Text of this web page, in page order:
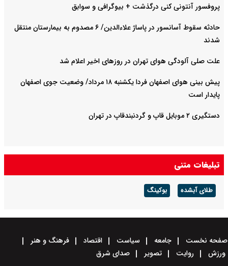
پروفسور آنتونی کنی درگذشت + بیوگرافی و سوابق
حادثه سقوط آسانسور در پاساژ علاءالدین/ ۶ مصدوم به بیمارستان منتقل
شدند
علت صلی آلودگی هوای تهران در روزهای اخیر اعلام شد
پیش بینی هوای اصفهان فردا یکشنبه ۱۸ مرداد/ وضعیت جوی اصفهان
پایدار است
دستگیری ۲ موبایل قاپ و گردنبندقاپ در تهران
تبلیغات متنی
طلای آبشده بوکینگ
صفحه نخست جامعه سیاست اقتصاد
فرهنگ و هنر
ورزش
روایت تصویر صدای شرق